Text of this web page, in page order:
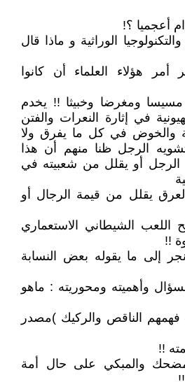
أعجميا ؟!
الوراثية و ماذا قال
أمر هؤلاء العلماء أن كانوا
ومغرضا وخبيثا !! يخدم
في إثارة النعرات والفتن
والخوض في كل ما يفرق ولا
الرجل ظنا منهم أن هذا
أو يقلل من شعبيته في
يقلل من قيمة الرجال أو
اللعب الشيطاني الاستعماري
!!
إلى ما يقوله بعض النسابة
وأهميته ومحوريته : ماهو
فهمهم الناقص والركيك )مصدر
!!
والمبكي على حال أمة